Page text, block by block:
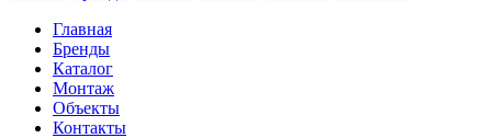
Главная
Бренды
Каталог
Монтаж
Объекты
Контакты